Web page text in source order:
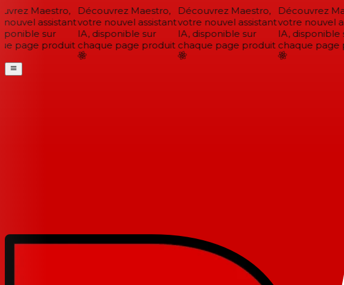
Maestro,
assistant
sur
page produit
Découvrez Maestro,
votre nouvel assistant
IA, disponible sur
chaque page produit
Découvrez Maestro,
votre nouvel assistant
IA, disponible sur
chaque page produit
Découvrez
votre nouvel
IA, disponible
chaque page